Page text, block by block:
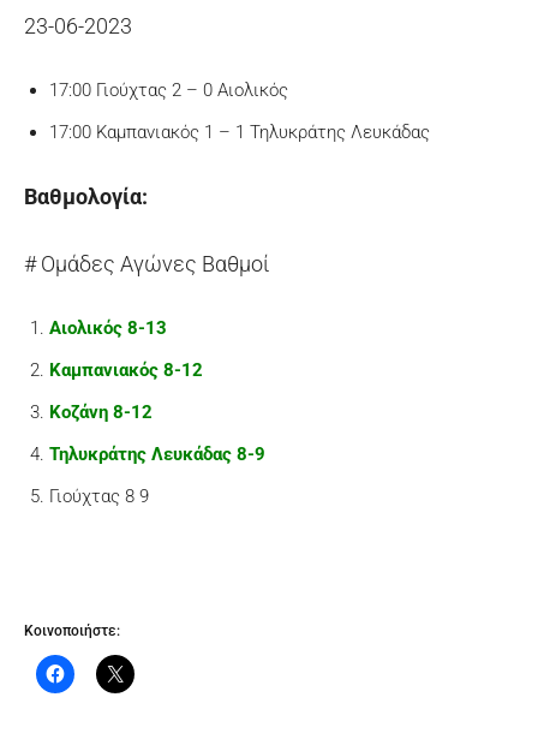
23-06-2023
17:00 Γιούχτας 2 – 0 Αιολικός
17:00 Καμπανιακός 1 – 1 Τηλυκράτης Λευκάδας
Βαθμολογία:
# Ομάδες Αγώνες Βαθμοί
Αιολικός 8-13
Καμπανιακός 8-12
Κοζάνη 8-12
Τηλυκράτης Λευκάδας 8-9
Γιούχτας 8 9
Κοινοποιήστε: